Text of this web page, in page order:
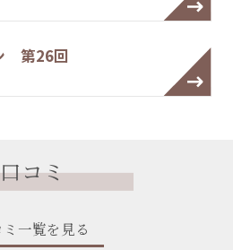
第26回
口コミ
ミ一覧を見る